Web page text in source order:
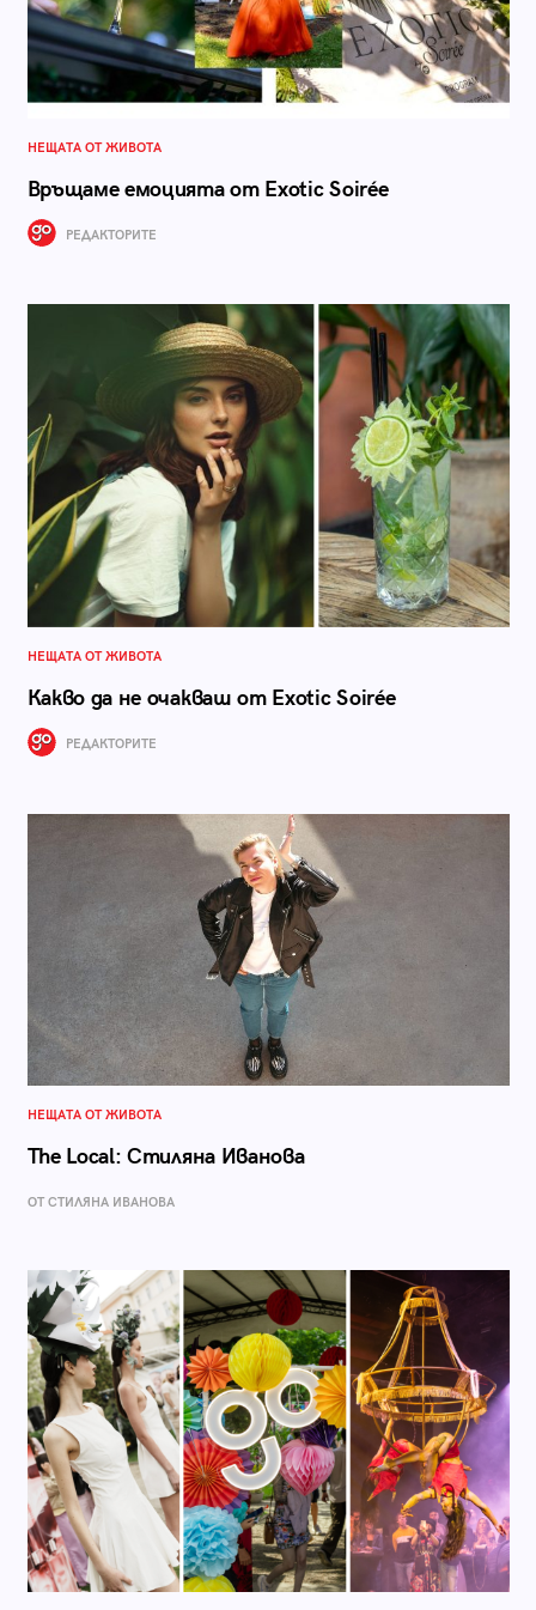
НЕЩАТА ОТ ЖИВОТА
Връщаме емоцията от Exotic Soirée
РЕДАКТОРИТЕ
НЕЩАТА ОТ ЖИВОТА
Какво да не очакваш от Exotic Soirée
РЕДАКТОРИТЕ
НЕЩАТА ОТ ЖИВОТА
The Local: Стиляна Иванова
ОТ СТИЛЯНА ИВАНОВА